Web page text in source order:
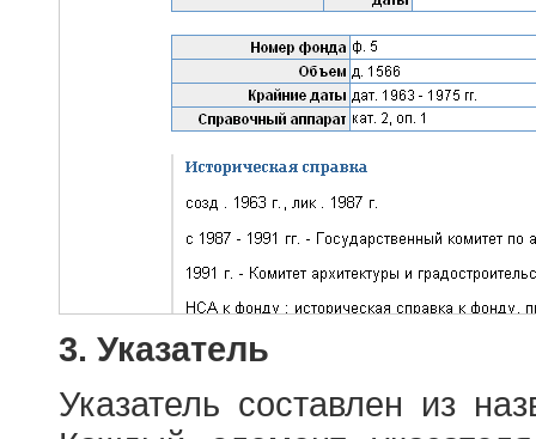
3. Указатель
Указатель составлен из